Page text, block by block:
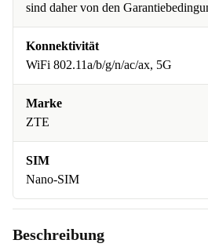
sind daher von den
Konnektivität
WiFi 802.11a/b/g/n/ac/ax, 5G
Marke
ZTE
SIM
Nano-SIM
Beschreibung